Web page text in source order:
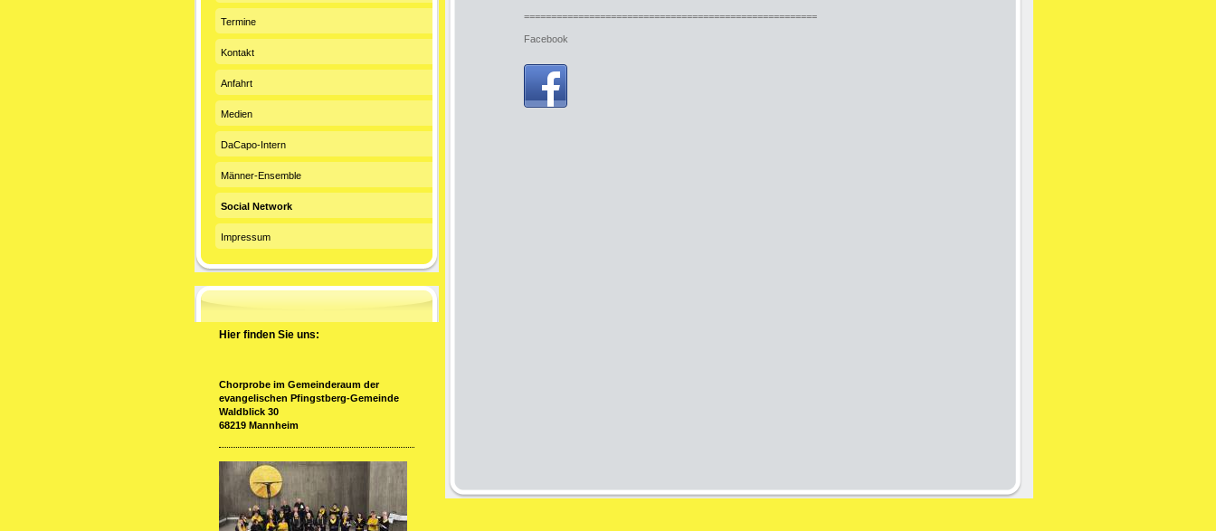
======================================================
Facebook
Termine
Kontakt
Anfahrt
Medien
DaCapo-Intern
Männer-Ensemble
Social Network
Impressum
Hier finden Sie uns:
Chorprobe im Gemeinderaum der
evangelischen Pfingstberg-Gemeinde
Waldblick 30
68219 Mannheim